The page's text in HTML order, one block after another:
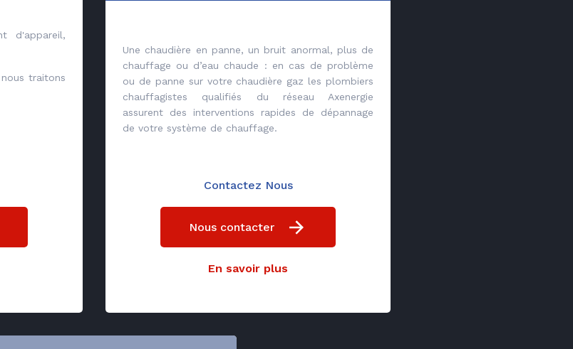
d'appareil,
traitons
Une chaudière en panne, un bruit anormal, plus de
chauffage ou d’eau chaude : en cas de problème
ou de panne sur votre chaudière gaz les plombiers
chauffagistes qualifiés du réseau Axenergie
assurent des interventions rapides de dépannage
de votre système de chauffage.
Contactez Nous
Nous contacter
En savoir plus